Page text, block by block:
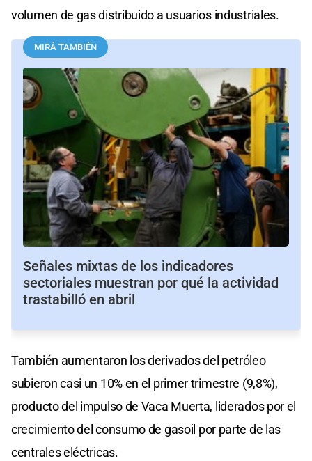
volumen de gas distribuido a usuarios industriales.
MIRÁ TAMBIÉN
Señales mixtas de los indicadores
sectoriales muestran por qué la actividad
trastabilló en abril
También aumentaron los derivados del petróleo
subieron casi un 10% en el primer trimestre (9,8%),
producto del impulso de Vaca Muerta, liderados por el
crecimiento del consumo de gasoil por parte de las
centrales eléctricas.